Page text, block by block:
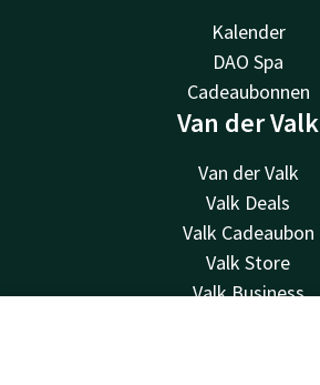
Kalender
DAO Spa
Cadeaubonnen
Van der Valk
Van der Valk
Valk Deals
Valk Cadeaubon
Valk Store
Valk Business